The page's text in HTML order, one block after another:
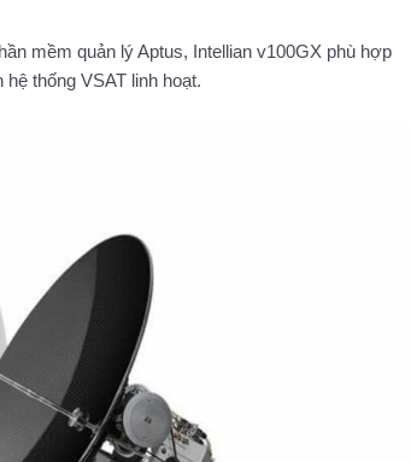
mềm quản lý Aptus, Intellian v100GX phù hợp
thống VSAT linh hoạt.